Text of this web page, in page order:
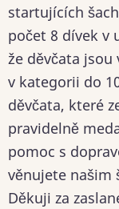
startujících
počet 8 dívek v
že děvčata
v kategorii do
děvčata, které
pravidelně
pomoc s
věnujete našim
Děkuji za